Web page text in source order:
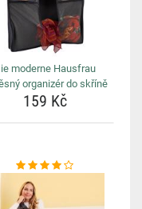
moderne Hausfrau
organizér do skříně
159 Kč